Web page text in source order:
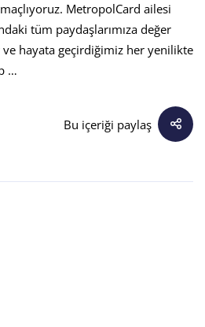
MetropolCard ailesi
tüm paydaşlarımıza değer
hayata geçirdiğimiz her yenilikte
…
Bu içeriği paylaş